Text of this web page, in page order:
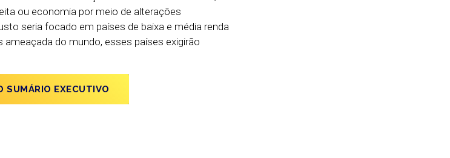
ou economia por meio de alterações
seria focado em países de baixa e média renda
do mundo, esses países exigirão
SUMÁRIO EXECUTIVO